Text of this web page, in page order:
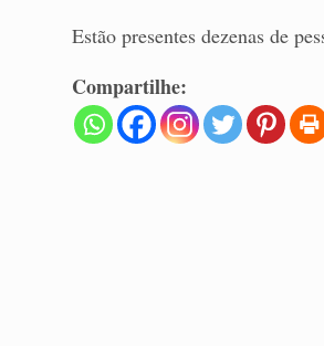
Estão presentes dezenas de
Compartilhe: